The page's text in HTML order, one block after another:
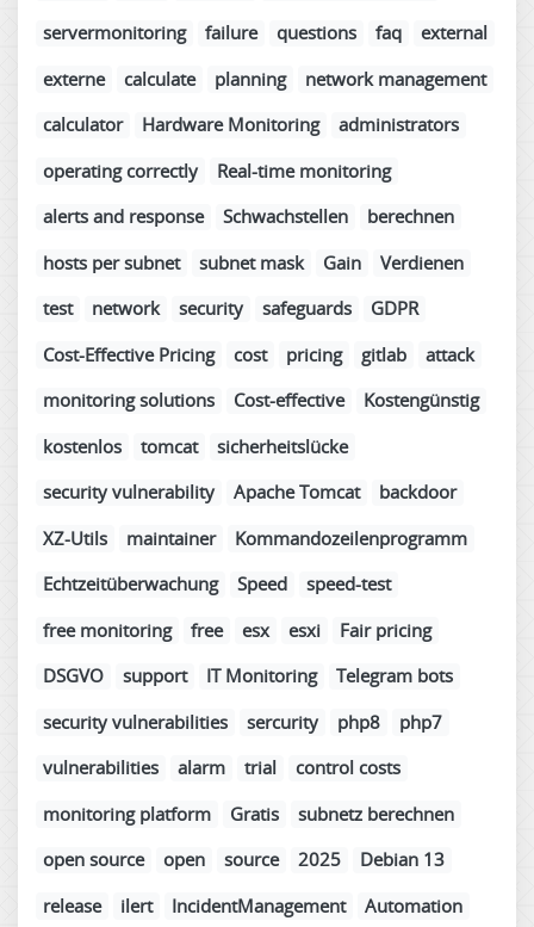
servermonitoring
failure questions faq
external
externe
calculate planning
network management
calculator
Hardware Monitoring
administrators
operating correctly
Real-time monitoring
alerts and response
Schwachstellen
berechnen
hosts per subnet
subnet mask Gain
Verdienen
test
network security safeguards
GDPR
Cost-Effective Pricing
cost pricing gitlab
attack
monitoring solutions
Cost-effective
Kostengünstig
kostenlos
tomcat
sicherheitslücke
security vulnerability
Apache Tomcat
backdoor
XZ-Utils
maintainer
Kommandozeilenprogramm
Echtzeitüberwachung
Speed
speed-test
free monitoring
free esx esxi
Fair pricing
DSGVO
support IT Monitoring
Telegram bots
security vulnerabilities
sercurity php8
php7
vulnerabilities
alarm trial
control costs
monitoring platform
Gratis
subnetz berechnen
open source
open source 2025
Debian 13
release
ilert IncidentManagement Automation